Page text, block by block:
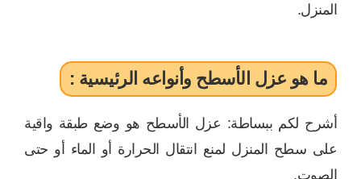
المنزل.
ما هو عزل الأسطح وأنواعه الرئيسية :
أشرح لكم ببساطة: عزل الأسطح هو وضع طبقة واقية
على سطح المنزل لمنع انتقال الحرارة أو الماء أو حتى
الصوت.